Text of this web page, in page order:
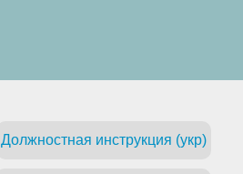
Должностная инструкция (укр)